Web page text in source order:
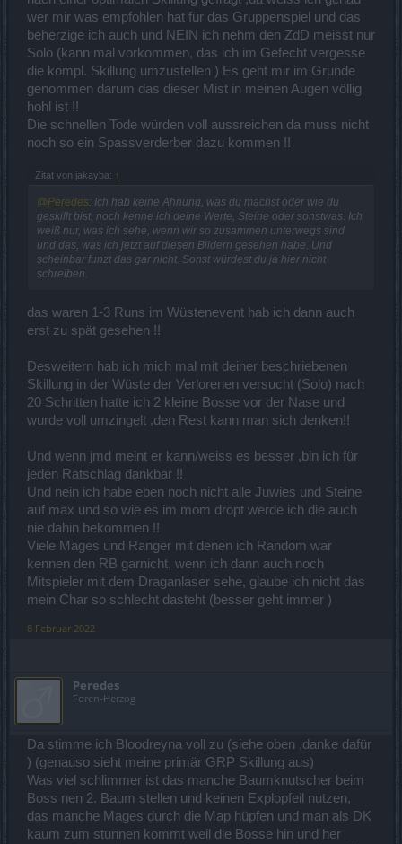
kann ich raushauen, bis der Arzt kommt. Bei ZdD hatte ich einfach
zu wenige Krittreffer um da ne brauchbare CD-Senkung zu haben.
Und: ich finds echt spaßig, die Monster wegfliegen zu sehen
Das Ganze auch noch zu einem Bruchteil von den Wutkosten, die
du dir so leistest. Aber, wie du schon selbst sagtest: jeder wie er
mag.
kriegen kann, um eben, wie oben erwähnt, fröhlich meine Skills
spammen zu können.
Aber gut, natürlich stimmt das:
Das ist ja das schöne, ich bin tatsächlich auch der Meinung, daß
Pflichtskillungen. (@Peredes)
Du siehst echt nur die Wutgenerierung.
Aber guck mal, bei 10 Punkten auf dem Kriegsschrei hast du das:
sagen: brauch ich nicht ^^
Außerdem kommt der eurem Anger-Management ja noch
entgegen, indem er die Wutkosten für Zerschmettern senkt.
irgendwann völlig handlungsunfähig in der Gegend rum)
Im Bezug aufs Springen:
5x Rune der Aufladung drin, das Problem ist gelöst ^^ grad beim
Kistenfarmen im wahrsten Sinne des Wortes Gold wert.
geskillt bist, noch kenne ich deine Werte, Steine oder sonstwas. Ich
schreiben.
persönlich finds sauschwer, mitten im Kampf mal eben zu switchen.
Manch einer kann das wohl, ich gehöre nicht dazu.
Ich hab genau drei Skillbars und zwei Skillungen:
Skillung 1 ist meine Standart-Farmskillung, die ich solo und bei
normalen Gruppenruns nutze.
Für die nutze ich Skillbar 1, die, die ich oben abgebildet habe.
wer mir was empfohlen hat für das Gruppenspiel und das
beherzige ich auch und NEIN ich nehm den ZdD meisst nur
Solo (kann mal vorkommen, das ich im Gefecht vergesse
die kompl. Skillung umzustellen ) Es geht mir im Grunde
genommen darum das dieser Mist in meinen Augen völlig
hohl ist !!
Die schnellen Tode würden voll aussreichen da muss nicht
noch so ein Spassverderber dazu kommen !!
Zitat von jakayba: ↑
@Peredes: Ich hab keine Ahnung, was du machst oder wie du
geskillt bist, noch kenne ich deine Werte, Steine oder sonstwas. Ich
weiß nur, was ich sehe, wenn wir so zusammen unterwegs sind
und das, was ich jetzt auf diesen Bildern gesehen habe. Und
scheinbar funzt das gar nicht. Sonst würdest du ja hier nicht
schreiben.
das waren 1-3 Runs im Wüstenevent hab ich dann auch
erst zu spät gesehen !!
Desweitern hab ich mich mal mit deiner beschriebenen
Skillung in der Wüste der Verlorenen versucht (Solo) nach
20 Schritten hatte ich 2 kleine Bosse vor der Nase und
wurde voll umzingelt ,den Rest kann man sich denken!!
Und wenn jmd meint er kann/weiss es besser ,bin ich für
jeden Ratschlag dankbar !!
Und nein ich habe eben noch nicht alle Juwies und Steine
auf max und so wie es im mom dropt werde ich die auch
nie dahin bekommen !!
Viele Mages und Ranger mit denen ich Random war
kennen den RB garnicht, wenn ich dann auch noch
Mitspieler mit dem Draganlaser sehe, glaube ich nicht das
mein Char so schlecht dasteht (besser geht immer )
8 Februar 2022
Peredes
Foren-Herzog
Da stimme ich Bloodreyna voll zu (siehe oben ,danke dafür
) (genauso sieht meine primär GRP Skillung aus)
Was viel schlimmer ist das manche Baumknutscher beim
Boss nen 2. Baum stellen und keinen Explopfeil nutzen,
das manche Mages durch die Map hüpfen und man als DK
kaum zum stunnen kommt weil die Bosse hin und her